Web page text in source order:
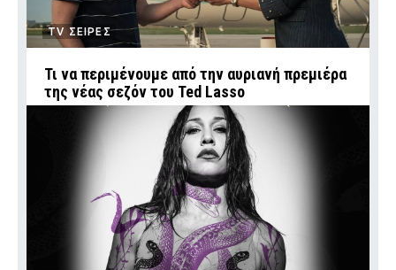
TV ΣΕΙΡΕΣ
Τι να περιμένουμε από την αυριανή πρεμιέρα
της νέας σεζόν του Ted Lasso